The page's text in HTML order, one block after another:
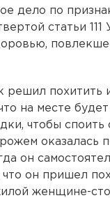
дело по
статьи
решил похитить
на месте
чтобы споить
оказалась
он
он пришел
женщине-